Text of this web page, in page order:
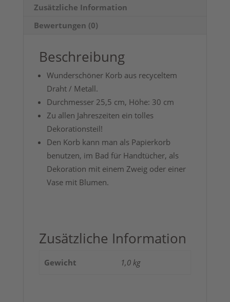
Zusätzliche Information
Bewertungen (0)
Beschreibung
Wunderschöner Korb aus recyceltem
Draht / Metall.
Durchmesser 25,5 cm, Höhe: 30 cm
Zu allen Jahreszeiten ein tolles
Dekorationsteil!
Den Korb kann man als Papierkorb
benutzen, im Bad für Handtücher, als
Dekoration mit einem Zweig oder einer
Vase mit Blumen.
Zusätzliche Information
Gewicht 1,0 kg